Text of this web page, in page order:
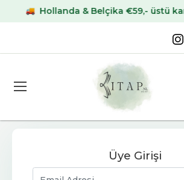
Hollanda & Belçika €59,- üstü
Üye Girişi